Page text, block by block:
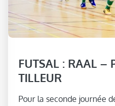
FUTSAL : RAAL –
TILLEUR
Pour la seconde journée